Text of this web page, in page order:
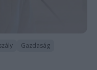
Gazdaság